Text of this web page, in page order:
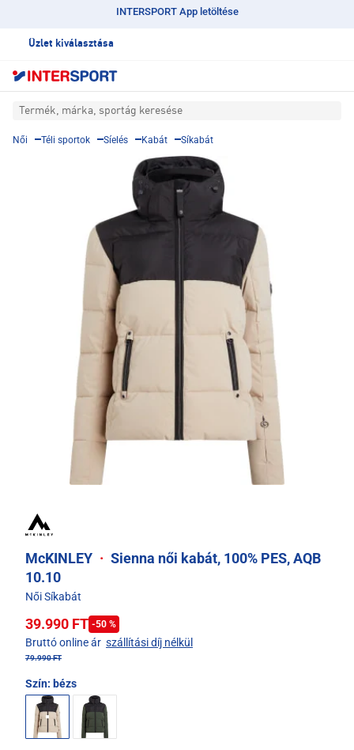
INTERSPORT App letöltése
Üzlet kiválasztása
Termék, márka, sportág keresése
Női Téli sportok Síelés Kabát Síkabát
McKINLEY · Sienna női kabát, 100% PES, AQB
10.10
Női Síkabát
39.990 FT -50 %
Bruttó online ár szállítási díj nélkül
79.990 FT
Szín: bézs